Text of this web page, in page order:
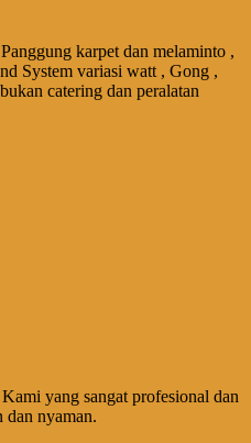
karpet dan melaminto ,
System variasi watt , Gong ,
catering dan peralatan
yang sangat profesional dan
dan nyaman.